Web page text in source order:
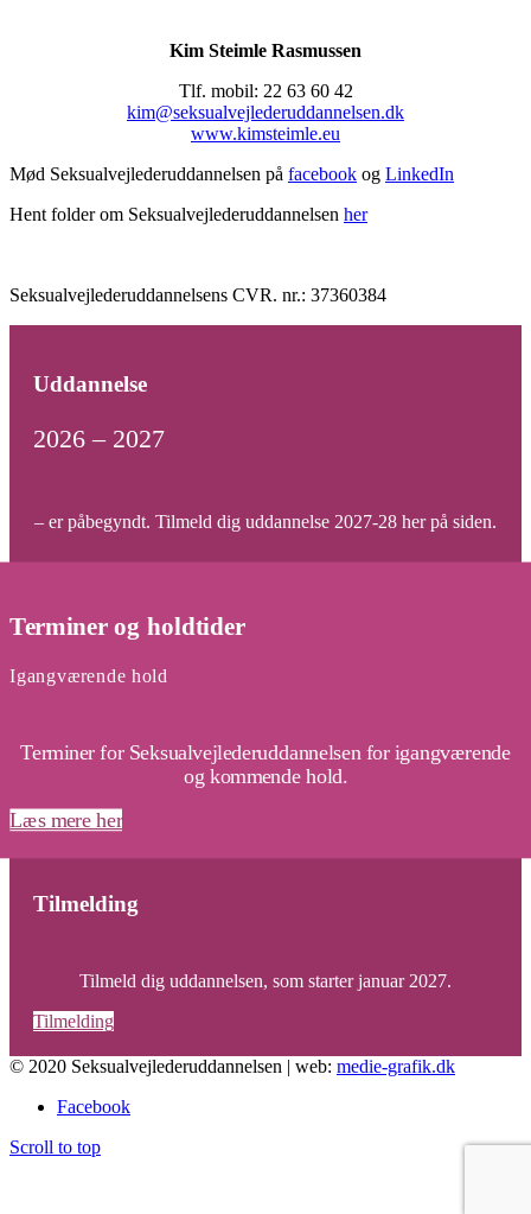
Kim Steimle Rasmussen
Tlf. mobil: 22 63 60 42
kim@seksualvejlederuddannelsen.dk
www.kimsteimle.eu
Mød Seksualvejlederuddannelsen på facebook og LinkedIn
Hent folder om Seksualvejlederuddannelsen her
Seksualvejlederuddannelsens CVR. nr.: 37360384
Uddannelse
2026 – 2027
– er påbegyndt. Tilmeld dig uddannelse 2027-28 her på siden.
Terminer og holdtider
Igangværende hold
Terminer for Seksualvejlederuddannelsen for igangværende
og kommende hold.
Læs mere her
Tilmelding
Tilmeld dig uddannelsen, som starter januar 2027.
Tilmelding
© 2020 Seksualvejlederuddannelsen | web: medie-grafik.dk
Facebook
Scroll to top